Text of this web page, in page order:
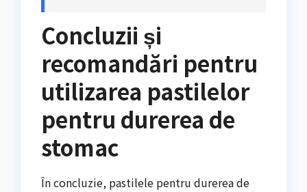
Concluzii și
recomandări pentru
utilizarea pastilelor
pentru durerea de
stomac
În concluzie, pastilele pentru durerea de